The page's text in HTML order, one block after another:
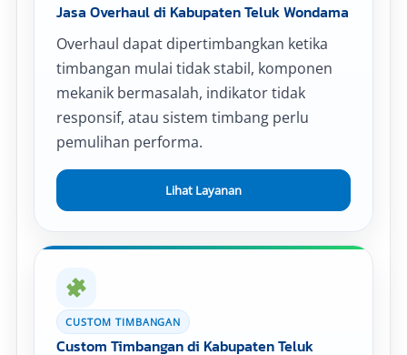
Jasa Overhaul di Kabupaten Teluk Wondama
Overhaul dapat dipertimbangkan ketika
timbangan mulai tidak stabil, komponen
mekanik bermasalah, indikator tidak
responsif, atau sistem timbang perlu
pemulihan performa.
Lihat Layanan
CUSTOM TIMBANGAN
Custom Timbangan di Kabupaten Teluk